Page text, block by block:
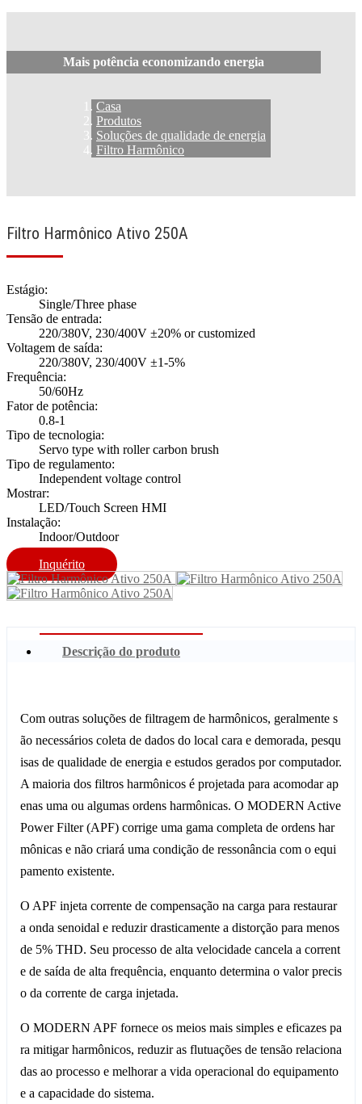
Mais potência economizando energia
Casa
Produtos
Soluções de qualidade de energia
Filtro Harmônico
Filtro Harmônico Ativo 250A
Estágio:
Single/Three phase
Tensão de entrada:
220/380V, 230/400V ±20% or customized
Voltagem de saída:
220/380V, 230/400V ±1-5%
Frequência:
50/60Hz
Fator de potência:
0.8-1
Tipo de tecnologia:
Servo type with roller carbon brush
Tipo de regulamento:
Independent voltage control
Mostrar:
LED/Touch Screen HMI
Instalação:
Indoor/Outdoor
Inquérito
Descrição do produto
Com outras soluções de filtragem de harmônicos, geralmente s
ão necessários coleta de dados do local cara e demorada, pesqu
isas de qualidade de energia e estudos gerados por computador.
A maioria dos filtros harmônicos é projetada para acomodar ap
enas uma ou algumas ordens harmônicas. O MODERN Active
Power Filter (APF) corrige uma gama completa de ordens har
mônicas e não criará uma condição de ressonância com o equi
pamento existente.
O APF injeta corrente de compensação na carga para restaurar
a onda senoidal e reduzir drasticamente a distorção para menos
de 5% THD. Seu processo de alta velocidade cancela a corrent
e de saída de alta frequência, enquanto determina o valor precis
o da corrente de carga injetada.
O MODERN APF fornece os meios mais simples e eficazes pa
ra mitigar harmônicos, reduzir as flutuações de tensão relaciona
das ao processo e melhorar a vida operacional do equipamento
e a capacidade do sistema.